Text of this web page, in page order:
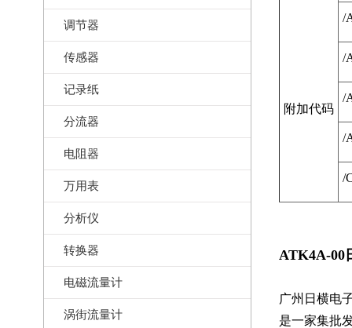
调节器
传感器
记录纸
分流器
电阻器
万用表
分析仪
转换器
电磁流量计
涡街流量计
附加代码
/
/
/
/
/
ATK4A-00
广州日横电
是一家集批